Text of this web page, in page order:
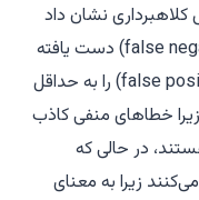
نشان داد
که رویکرد کوانتومی به صفر خطا (false negatives) دست یافته
در حالی که خطاهای مثبت کاذب (false positives) را به حداقل
خطاهای منفی کاذب
در حالی که
زیرا به معنای